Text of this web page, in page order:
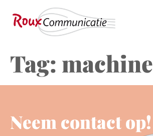
Tag: machine
Neem contact op!